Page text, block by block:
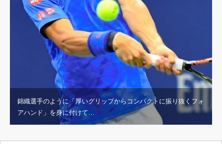
錦織選手のように「厚いグリップからコンパクトに振り抜くフォ
アハンド」を身に付けて…